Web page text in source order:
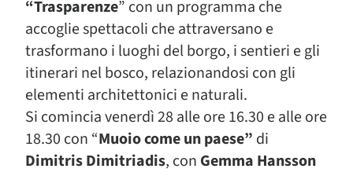
“Trasparenze” con un programma che
accoglie spettacoli che attraversano e
trasformano i luoghi del borgo, i sentieri e gli
itinerari nel bosco, relazionandosi con gli
elementi architettonici e naturali.
Si comincia venerdì 28 alle ore 16.30 e alle ore
18.30 con “Muoio come un paese” di
Dimitris Dimitriadis, con Gemma Hansson